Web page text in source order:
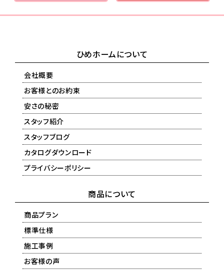
ひめホームについて
会社概要
お客様とのお約束
安さの秘密
スタッフ紹介
スタッフブログ
カタログダウンロード
プライバシーポリシー
商品について
商品プラン
標準仕様
施工事例
お客様の声